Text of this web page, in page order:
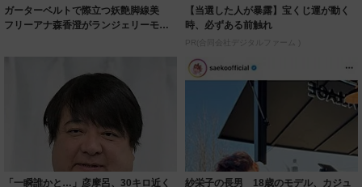
ガーターベルトで際立つ妖艶脚線美
フリーアナ森香澄がランジェリーモデ
【当選した人が暴露】宝くじ運が動く
時、必ずある前触れ
PR(合同会社デジタルファーム )
「一瞬誰かと…」彦摩呂、30キロ近く
紗栄子の長男 18歳のモデル、カジュ